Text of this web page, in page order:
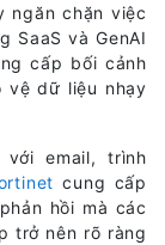
ngăn chặn việc
SaaS và GenAI
cấp bối cảnh
vệ dữ liệu nhạy
email, trình
cung cấp
hồi mà các
trở nên rõ ràng